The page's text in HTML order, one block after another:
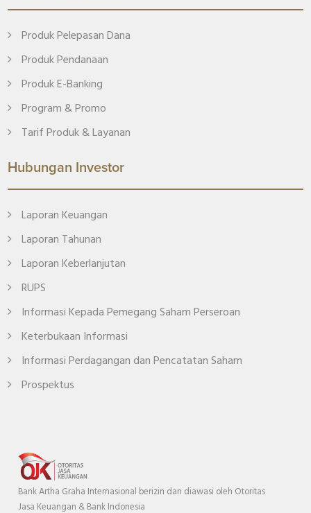
Produk Pelepasan Dana
Produk Pendanaan
Produk E-Banking
Program & Promo
Tarif Produk & Layanan
Hubungan Investor
Laporan Keuangan
Laporan Tahunan
Laporan Keberlanjutan
RUPS
Informasi Kepada Pemegang Saham Perseroan
Keterbukaan Informasi
Informasi Perdagangan dan Pencatatan Saham
Prospektus
Bank Artha Graha Internasional berizin dan diawasi oleh Otoritas
Jasa Keuangan & Bank Indonesia